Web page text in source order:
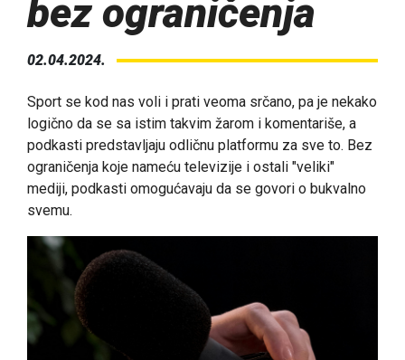
bez ograničenja
02.04.2024.
Sport se kod nas voli i prati veoma srčano, pa je nekako
logično da se sa istim takvim žarom i komentariše, a
podkasti predstavljaju odličnu platformu za sve to. Bez
ograničenja koje nameću televizije i ostali "veliki"
mediji, podkasti omogućavaju da se govori o bukvalno
svemu.